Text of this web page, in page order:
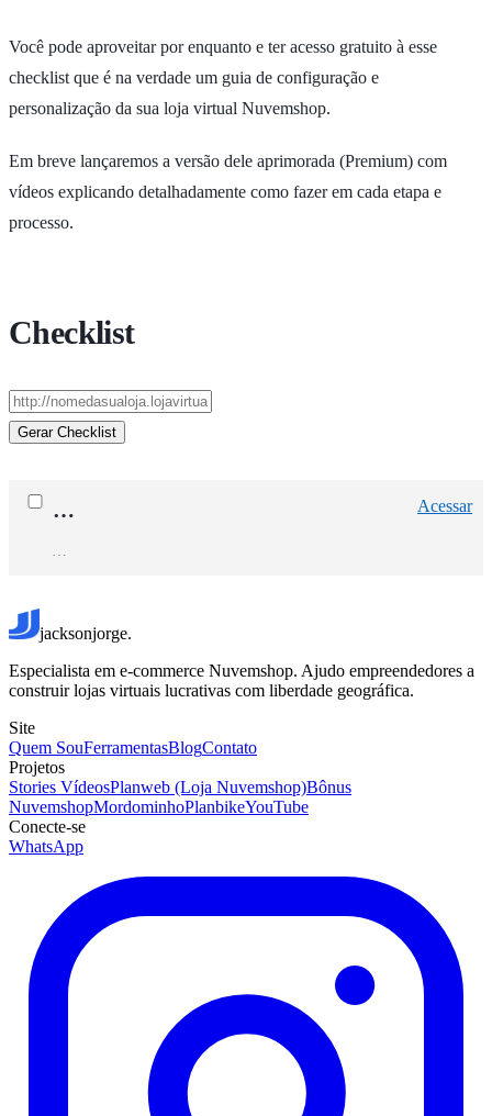
Você pode aproveitar por enquanto e ter acesso gratuito à esse
checklist que é na verdade um guia de configuração e
personalização da sua loja virtual Nuvemshop.
Em breve lançaremos a versão dele aprimorada (Premium) com
vídeos explicando detalhadamente como fazer em cada etapa e
processo.
Checklist
…
…
Acessar
jacksonjorge.
Especialista em e-commerce Nuvemshop. Ajudo empreendedores a
construir lojas virtuais lucrativas com liberdade geográfica.
Site
Quem SouFerramentasBlogContato
Projetos
Stories VídeosPlanweb (Loja Nuvemshop)Bônus
NuvemshopMordominhoPlanbikeYouTube
Conecte-se
WhatsApp